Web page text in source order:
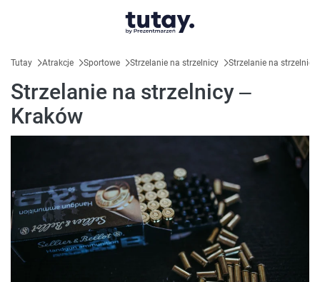
Tutay Atrakcje Sportowe Strzelanie na strzelnicy Strzelanie na strzelnicy
Strzelanie na strzelnicy –
Kraków